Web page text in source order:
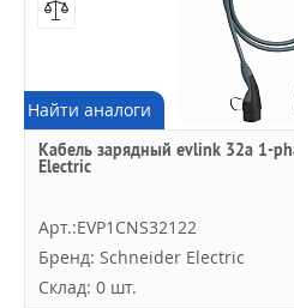
Найти аналоги
Кабель зарядный evlink 32a 1-
Electric
Арт.:EVP1CNS32122
Бренд: Schneider Electric
Склад: 0 шт.